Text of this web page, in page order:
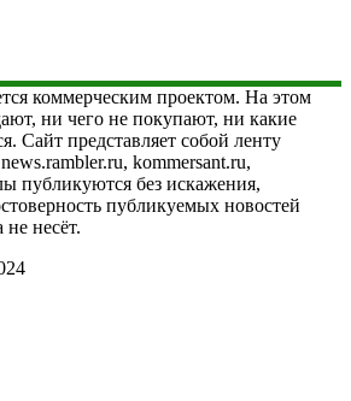
коммерческим проектом. На этом
ни чего не покупают, ни какие
Сайт представляет собой ленту
kommersant.ru,
публикуются без искажения,
публикуемых новостей
несёт.